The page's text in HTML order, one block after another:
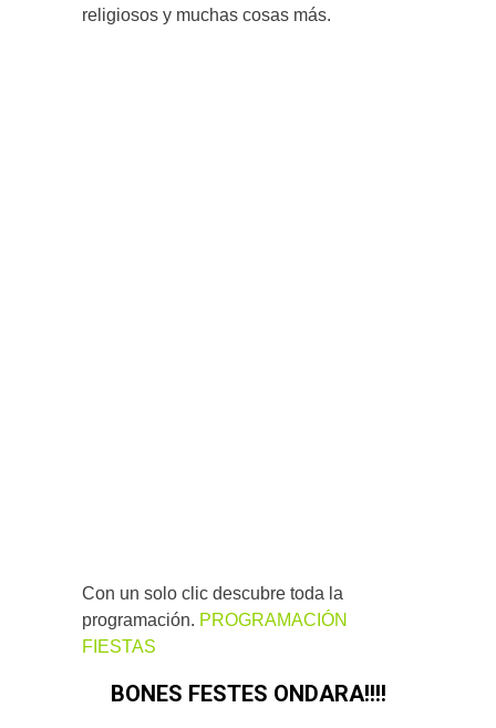
religiosos y muchas cosas más.
Con un solo clic descubre toda la
programación. PROGRAMACIÓN
FIESTAS
BONES FESTES ONDARA!!!!